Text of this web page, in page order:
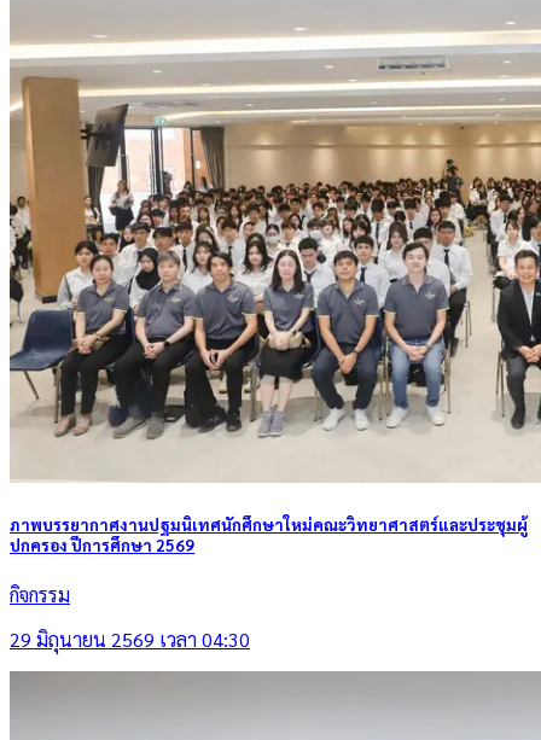
ภาพบรรยากาศงานปฐมนิเทศนักศึกษาใหม่คณะวิทยาศาสตร์และประชุมผู้
ปกครอง ปีการศึกษา 2569
กิจกรรม
29 มิถุนายน 2569 เวลา 04:30